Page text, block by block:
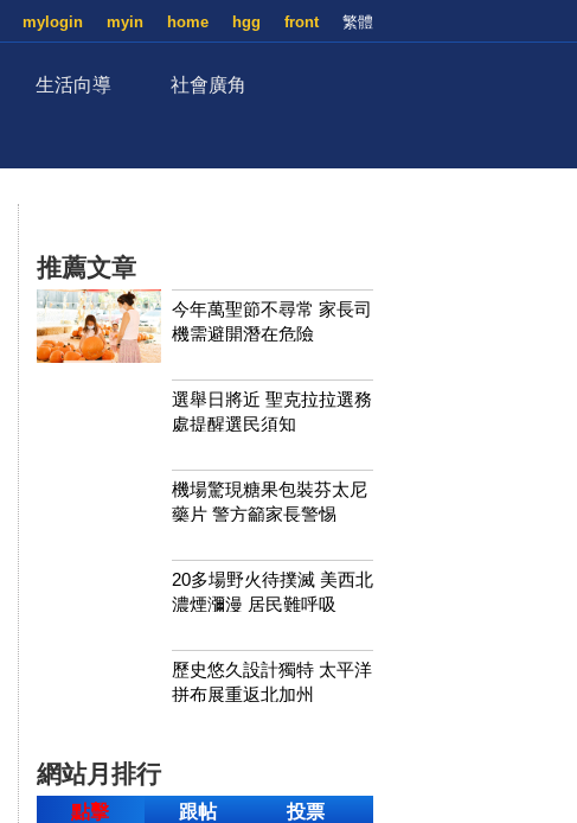
繁體
front
hgg
home
myin
mylogin
生活向導 社會廣角
推薦文章
今年萬聖節不尋常 家長司
機需避開潛在危險
選舉日將近 聖克拉拉選務
處提醒選民須知
機場驚現糖果包裝芬太尼
藥片 警方籲家長警惕
20多場野火待撲滅 美西北
濃煙瀰漫 居民難呼吸
歷史悠久設計獨特 太平洋
拼布展重返北加州
網站月排行
點擊 跟帖 投票